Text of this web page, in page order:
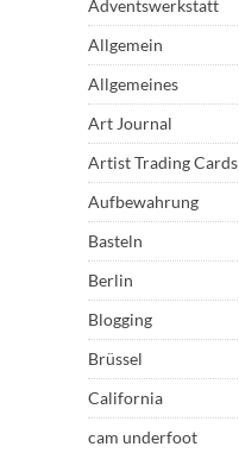
Adventswerkstatt
Allgemein
Allgemeines
Art Journal
Artist Trading Cards
Aufbewahrung
Basteln
Berlin
Blogging
Brüssel
California
cam underfoot